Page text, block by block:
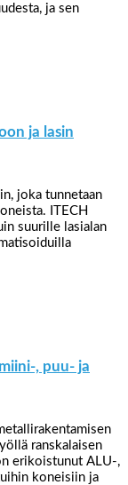
ja sen
ja lasin
joka tunnetaan
ITECH
suurille lasialan
, puu- ja
ranskalaisen
erikoistunut ALU-,
koneisiin ja